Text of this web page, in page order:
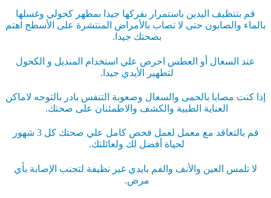
قم بتنظيف اليدين باستمرار بفركها جيدا بمطهر كحولي وغسلها
بالماء والصابون حتى لا تصاب بالأمراض المنتشرة على الأسطح اهتم
بصحتك جيدا.
عند السعال أو العطس احرص علي استخدام المنديل و الكحول
لتطهير الأيدي جيدا.
إذا كنت مصابا بالحمى والسعال وصعوبة التنفس بادر بالتوجه لاماكن
العناية الطبية والكشف والاطمئنان على صحتك.
قم بالتعاقد مع معمل لعمل فحص كامل علي صحتك كل 3 شهور
لحياة أفضل لك ولعائلتك.
لا تلمس العين والأنف والفم بايدي غير نظيفة لتجنب الإصابة بأي
مرض.